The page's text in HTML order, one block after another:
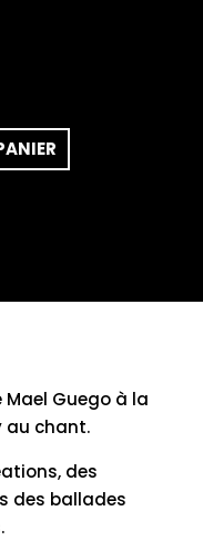
Guego à la
au chant.
des
des ballades